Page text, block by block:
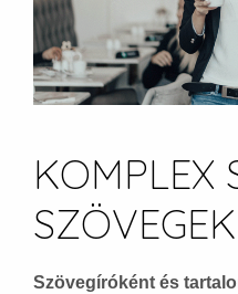
KOMPLEX
Szövegíróként és